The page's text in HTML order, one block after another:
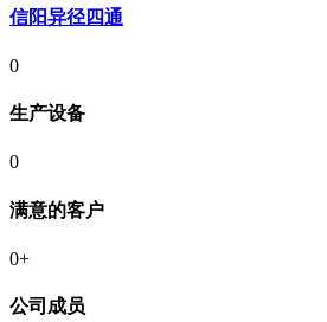
信阳异径四通
0
生产设备
0
满意的客户
0+
公司成员